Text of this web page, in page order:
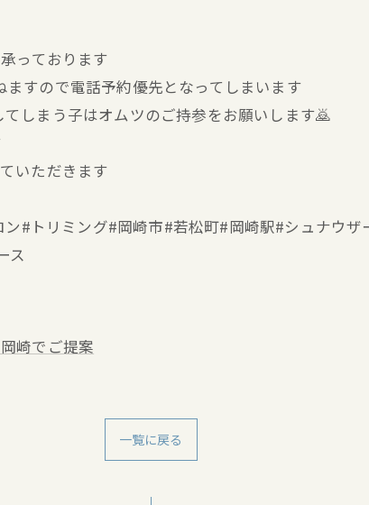
っております
すので電話予約優先となってしまいます
しまう子はオムツのご持参をお願いします🙇
いただきます
#トリミング#岡崎市#若松町#岡崎駅#シュナウ
ス
崎でご提案
一覧に戻る